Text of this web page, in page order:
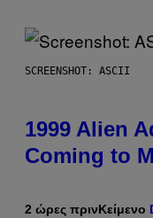
SCREENSHOT: ASCII
1999 Alien
Coming to
2 ώρες πρινΚείμενο